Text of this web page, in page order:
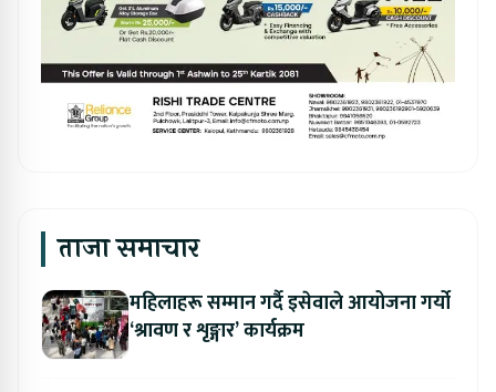
ताजा समाचार
महिलाहरू सम्मान गर्दै इसेवाले आयोजना गर्यो
‘श्रावण र शृङ्गार’ कार्यक्रम